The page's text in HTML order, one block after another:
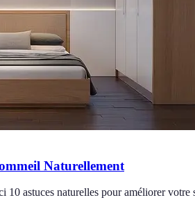
Naturellement
10 astuces naturelles pour améliorer